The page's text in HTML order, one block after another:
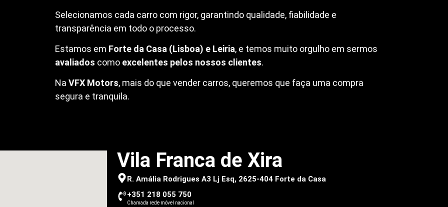
Selecionamos cada carro com rigor, garantindo qualidade, fiabilidade e
transparência em todo o processo.
Estamos em Forte da Casa (Lisboa) e Leiria, e temos muito orgulho em sermos
avaliados como excelentes pelos nossos clientes.
Na VFX Motors, mais do que vender carros, queremos que faça uma compra
segura e tranquila.
Vila Franca de Xira
R. Amália Rodrigues A3 Lj Esq, 2625-404 Forte da Casa
+351 218 055 750
Chamada rede móvel nacional